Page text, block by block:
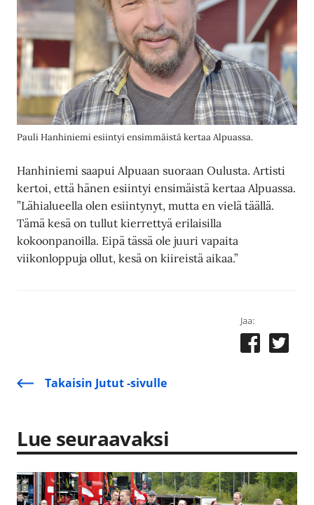
Pauli Hanhiniemi esiintyi ensimmäistä kertaa Alpuassa.
Hanhiniemi saapui Alpuaan suoraan Oulusta. Artisti
kertoi, että hänen esiintyi ensimäistä kertaa Alpuassa.
”Lähialueella olen esiintynyt, mutta en vielä täällä.
Tämä kesä on tullut kierrettyä erilaisilla
kokoonpanoilla. Eipä tässä ole juuri vapaita
viikonloppuja ollut, kesä on kiireistä aikaa.”
Jaa:
Takaisin Jutut -sivulle
Lue seuraavaksi